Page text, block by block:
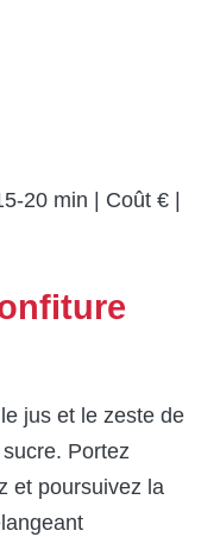
20 min | Coût € |
jus et le zeste de
Portez
et poursuivez la